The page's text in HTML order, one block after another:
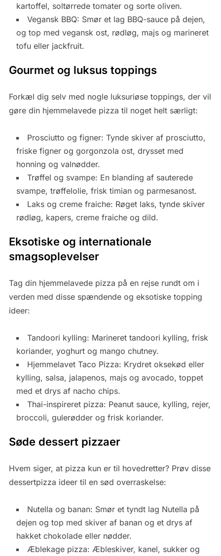
kartoffel, soltørrede tomater og sorte oliven.
Vegansk BBQ: Smør et lag BBQ-sauce på dejen,
og top med vegansk ost, rødløg, majs og marineret
tofu eller jackfruit.
Gourmet og luksus toppings
Forkæl dig selv med nogle luksuriøse toppings, der vil
gøre din hjemmelavede pizza til noget helt særligt:
Prosciutto og figner: Tynde skiver af prosciutto,
friske figner og gorgonzola ost, drysset med
honning og valnødder.
Trøffel og svampe: En blanding af sauterede
svampe, trøffelolie, frisk timian og parmesanost.
Laks og creme fraiche: Røget laks, tynde skiver
rødløg, kapers, creme fraiche og dild.
Eksotiske og internationale
smagsoplevelser
Tag din hjemmelavede pizza på en rejse rundt om i
verden med disse spændende og eksotiske topping
ideer:
Tandoori kylling: Marineret tandoori kylling, frisk
koriander, yoghurt og mango chutney.
Hjemmelavet Taco Pizza: Krydret oksekød eller
kylling, salsa, jalapenos, majs og avocado, toppet
med et drys af nacho chips.
Thai-inspireret pizza: Peanut sauce, kylling, rejer,
broccoli, gulerødder og frisk koriander.
Søde dessert pizzaer
Hvem siger, at pizza kun er til hovedretter? Prøv disse
dessertpizza ideer til en sød overraskelse:
Nutella og banan: Smør et tyndt lag Nutella på
dejen og top med skiver af banan og et drys af
hakket chokolade eller nødder.
Æblekage pizza: Æbleskiver, kanel, sukker og